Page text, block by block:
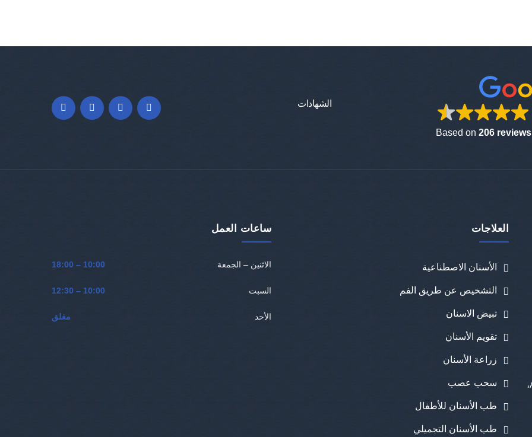
Based on 206 reviews
الشهادات
إدرنه كابى، شارع رامي، شارع ديمير كابى، رقم 6/A،
العلاجات
الأسنان الاصطناعية
التشخيص عن طريق الفم
تبيض الاسنان
تقويم الأسنان
زراعة الأسنان
سحب عصب
طب الأسنان للأطفال
طب الأسنان التجميلي
ساعات العمل
الاثنين – الجمعة 10:00 – 18:00
السبت 10:00 – 12:30
الأحد مغلق